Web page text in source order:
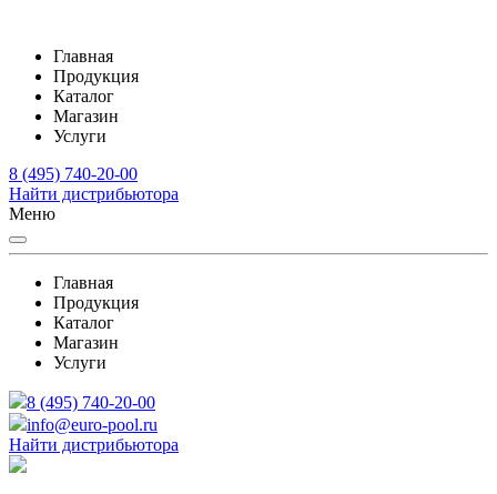
Главная
Продукция
Каталог
Магазин
Услуги
8 (495) 740-20-00
Найти дистрибьютора
Меню
Главная
Продукция
Каталог
Магазин
Услуги
8 (495) 740-20-00
info@euro-pool.ru
Найти дистрибьютора